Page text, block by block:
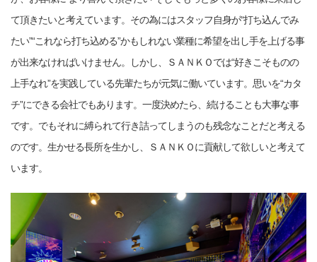
て頂きたいと考えています。その為にはスタッフ自身が“打ち込んでみ
たい”“これなら打ち込める”かもしれない業種に希望を出し手を上げる事
が出来なければいけません。しかし、ＳＡＮＫＯでは“好きこそものの
上手なれ”を実践している先輩たちが元気に働いています。思いを“カタ
チ”にできる会社でもあります。一度決めたら、続けることも大事な事
です。でもそれに縛られて行き詰ってしまうのも残念なことだと考える
のです。生かせる長所を生かし、ＳＡＮＫＯに貢献して欲しいと考えて
います。